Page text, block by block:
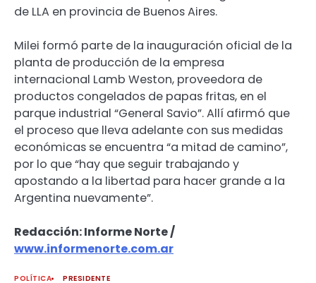
de LLA en provincia de Buenos Aires.
Milei formó parte de la inauguración oficial de la
planta de producción de la empresa
internacional Lamb Weston, proveedora de
productos congelados de papas fritas, en el
parque industrial “General Savio”. Allí afirmó que
el proceso que lleva adelante con sus medidas
económicas se encuentra “a mitad de camino”,
por lo que “hay que seguir trabajando y
apostando a la libertad para hacer grande a la
Argentina nuevamente”.
Redacción: Informe Norte /
www.informenorte.com.ar
POLÍTICA PRESIDENTE